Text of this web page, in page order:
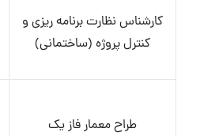
کارشناس نظارت برنامه ریزی و
کنترل پروژه (ساختمانی)
طراح معمار فاز یک